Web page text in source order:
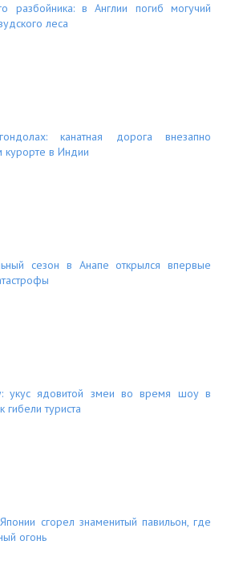
разбойника: в Англии погиб могучий
леса
канатная дорога внезапно
курорте в Индии
сезон в Анапе открылся впервые
укус ядовитой змеи во время шоу в
туриста
сгорел знаменитый павильон, где
огонь